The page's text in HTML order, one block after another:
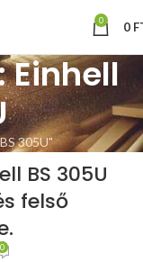
0 0
305U"
BS 305U
felső
0